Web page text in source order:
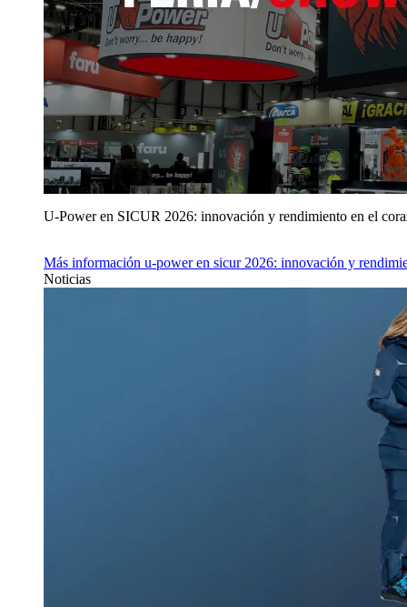
U‑Power en SICUR 2026: innovación y rendimiento en el
Más información u‑power en sicur 2026: innovación y
Noticias